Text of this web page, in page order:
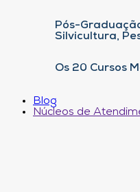
Pós-
Silvicultura,
Os 20 Cursos
Blog
Núcleos de